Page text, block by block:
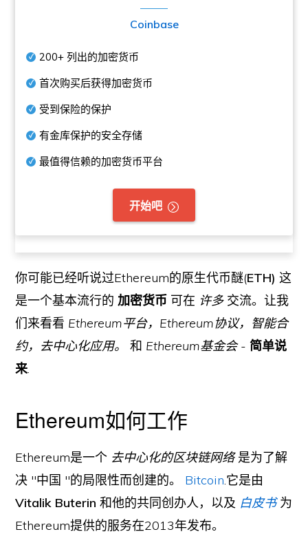
Coinbase
200+ 列出的加密货币
首次购买后获得加密货币
受到保险的保护
有金库保护的安全存储
最值得信赖的加密货币平台
开始吧
你可能已经听说过Ethereum的原生代币醚(ETH) 这
是一个基本流行的加密货币 可在 许多交流。让我
们来看看 Ethereum平台，Ethereum协议，智能合
约，去中心化应用。
和 Ethereum基金会-简单说
来.
Ethereum如何工作
Ethereum是一个 去中心化的区块链网络是为了解
决 "中国 "的局限性而创建的。 Bitcoin.它是由
Vitalik Buterin 和他的共同创办人，以及 白皮书为
Ethereum提供的服务在2013年发布。